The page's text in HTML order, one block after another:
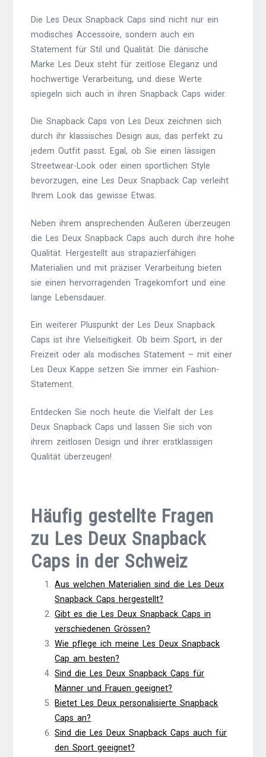
Die Les Deux Snapback Caps sind nicht nur ein
modisches Accessoire, sondern auch ein
Statement für Stil und Qualität. Die dänische
Marke Les Deux steht für zeitlose Eleganz und
hochwertige Verarbeitung, und diese Werte
spiegeln sich auch in ihren Snapback Caps wider.
Die Snapback Caps von Les Deux zeichnen sich
durch ihr klassisches Design aus, das perfekt zu
jedem Outfit passt. Egal, ob Sie einen lässigen
Streetwear-Look oder einen sportlichen Style
bevorzugen, eine Les Deux Snapback Cap verleiht
Ihrem Look das gewisse Etwas.
Neben ihrem ansprechenden Äußeren überzeugen
die Les Deux Snapback Caps auch durch ihre hohe
Qualität. Hergestellt aus strapazierfähigen
Materialien und mit präziser Verarbeitung bieten
sie einen hervorragenden Tragekomfort und eine
lange Lebensdauer.
Ein weiterer Pluspunkt der Les Deux Snapback
Caps ist ihre Vielseitigkeit. Ob beim Sport, in der
Freizeit oder als modisches Statement – mit einer
Les Deux Kappe setzen Sie immer ein Fashion-
Statement.
Entdecken Sie noch heute die Vielfalt der Les
Deux Snapback Caps und lassen Sie sich von
ihrem zeitlosen Design und ihrer erstklassigen
Qualität überzeugen!
Häufig gestellte Fragen
zu Les Deux Snapback
Caps in der Schweiz
Aus welchen Materialien sind die Les Deux
Snapback Caps hergestellt?
Gibt es die Les Deux Snapback Caps in
verschiedenen Grössen?
Wie pflege ich meine Les Deux Snapback
Cap am besten?
Sind die Les Deux Snapback Caps für
Männer und Frauen geeignet?
Bietet Les Deux personalisierte Snapback
Caps an?
Sind die Les Deux Snapback Caps auch für
den Sport geeignet?